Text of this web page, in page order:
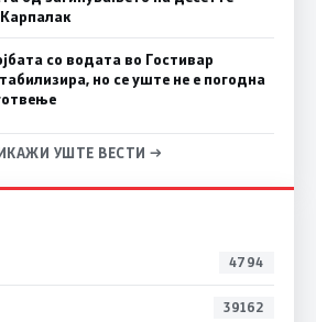
со водата во Гостивар
но се уште не е погодна
УШТЕ ВЕСТИ →
4794
39162